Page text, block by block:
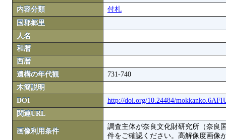
内容分類
付札
国郡郷里
人名
和暦
西暦
遺構の年代観
731-740
木簡説明
DOI
http://doi.org/10.24484/
関連URL
画像利用条件
調査主体が奈良文化財研究所（奈良
件をご確認ください。高解像度画像